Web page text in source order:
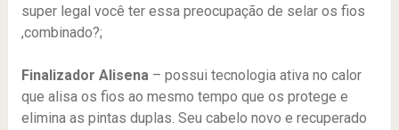
super legal você ter essa preocupação de selar os fios
,combinado?;
Finalizador Alisena– possui tecnologia ativa no calor
que alisa os fios ao mesmo tempo que os protege e
elimina as pintas duplas. Seu cabelo novo e recuperado